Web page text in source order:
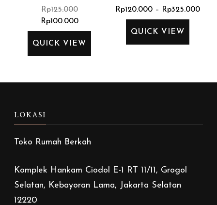
Rp125.000
Rp100.000
QUICK VIEW
Rp120.000– Rp325.000
QUICK VIEW
LOKASI
Toko Rumah Berkah
Komplek Hankam Ciodol E-1 RT 11/11, Grogol
Selatan, Kebayoran Lama, Jakarta Selatan
12220